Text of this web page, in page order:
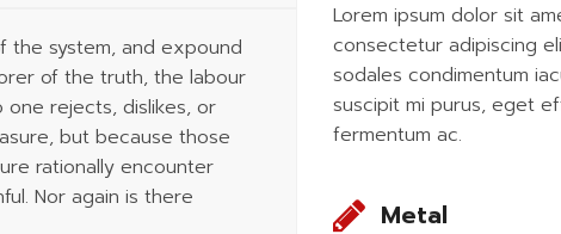
the system, and expound
of the truth, the labour
one rejects, dislikes, or
but because those
rationally encounter
Nor again is there
Lorem ipsum dolor sit
consectetur adipiscing
sodales condimentum
suscipit mi purus, eget
fermentum ac.
Metal